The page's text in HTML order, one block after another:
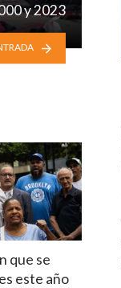
y 2023
que se
este año